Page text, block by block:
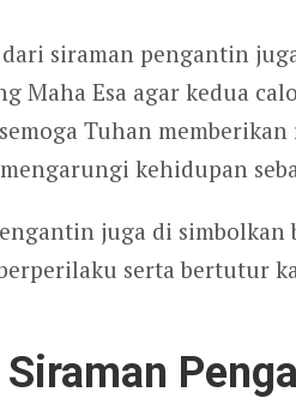
siraman pengantin
Maha Esa agar kedua
Tuhan
kehidupan
juga di
serta bertutur